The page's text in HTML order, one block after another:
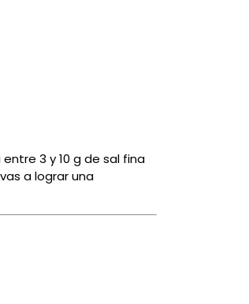
3 y 10 g de sal fina
a lograr una